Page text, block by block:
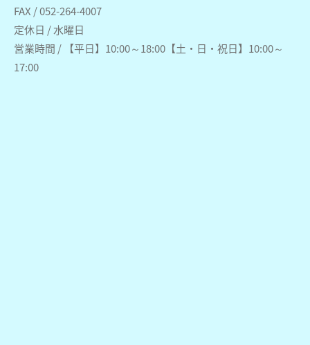
FAX / 052-264-4007
定休日 / 水曜日
営業時間 / 【平日】10:00～18:00【土・日・祝日】10:00～
17:00